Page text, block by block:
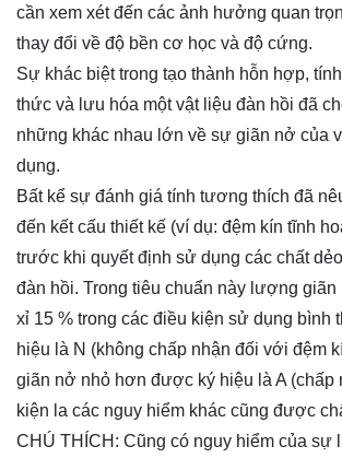
cần xem xét đến các ảnh hưởng quan
thay đổi về độ bền cơ học và độ cứng.
Sự khác biệt trong tạo thành hỗn hợp,
thức và lưu hóa một vật liệu đàn hồi đã
những khác nhau lớn về sự giãn nở của
dụng.
Bất kể sự đánh giá tính tương thích đã
đến kết cấu thiết kế (ví dụ: đệm kín tĩnh
trước khi quyết định sử dụng các chất
đàn hồi. Trong tiêu chuẩn này lượng
xỉ 15 % trong các điều kiện sử dụng
hiệu là N (không chấp nhận đối với đệm
giãn nở nhỏ hơn được ký hiệu là A (chấp
kiện la các nguy hiểm khác cũng được
CHÚ THÍCH: Cũng có nguy hiểm của sự